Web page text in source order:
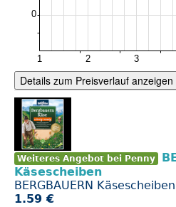
Details zum Preisverlauf anzeigen
Weiteres Angebot bei Penny
Käsescheiben
BERGBAUERN
1.59 €